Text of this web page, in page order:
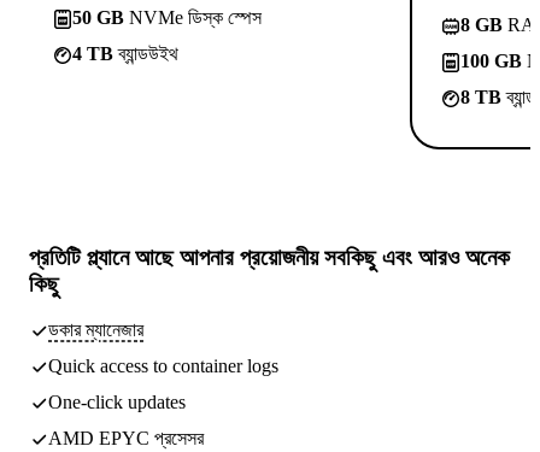
50 GB NVMe ডিস্ক স্পেস
4 TBব্যান্ডউইথ
8 GB
100 GB
8 TB
প্রতিটি প্ল্যানে আছেআপনার প্রয়োজনীয় সবকিছুএবং আরও অনেক
কিছু
ডকার ম্যানেজার
Quick access to container logs
One-click updates
AMD EPYC প্রসেসর